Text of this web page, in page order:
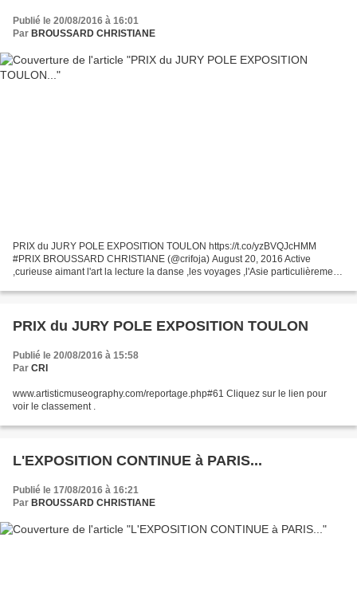
Publié le 20/08/2016 à 16:01
Par BROUSSARD CHRISTIANE
PRIX du JURY POLE EXPOSITION TOULON https://t.co/yzBVQJcHMM
#PRIX BROUSSARD CHRISTIANE (@crifoja) August 20, 2016 Active
,curieuse aimant l'art la lecture la danse ,les voyages ,l'Asie particulièrement
PRIX du JURY POLE EXPOSITION TOULON
Publié le 20/08/2016 à 15:58
Par CRI
www.artisticmuseography.com/reportage.php#61 Cliquez sur le lien pour
voir le classement .
L'EXPOSITION CONTINUE à PARIS...
Publié le 17/08/2016 à 16:21
Par BROUSSARD CHRISTIANE